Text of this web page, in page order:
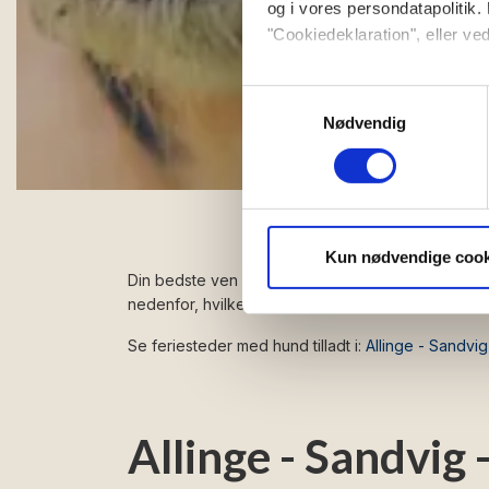
og i vores
"Cookiedeklaration", eller
Hvis du tillader det, vil vi
Indsamle præcise
Identificere din
Dine valg anvendes på hele
Vi bruger cookies til at
vores trafik. Vi deler også
Nødvendig
Kun nødvendige
Din bedste ven skal selvfølgelig ikke snydes for
nedenfor, hvilke feriesteder du har mulighed for
Se feriesteder med hund tilladt i: Allinge -
Allinge - Sandvig